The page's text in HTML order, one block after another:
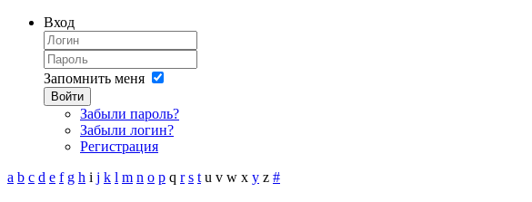
Вход
Запомнить меня
Войти
Забыли пароль?
Забыли логин?
Регистрация
a b c d e f g h i j k l m n o p q r s t u v w x y z #